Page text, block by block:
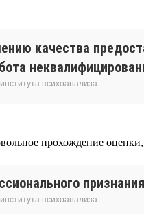
качества
психоанализа
прохождение
психоанализа